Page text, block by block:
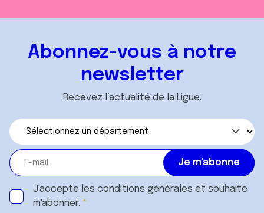
Abonnez-vous à notre
newsletter
Recevez l’actualité de la Ligue.
J'accepte les conditions générales et souhaite
m'abonner.